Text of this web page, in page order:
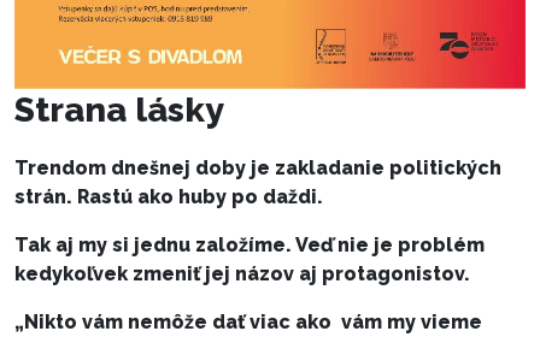
Strana lásky
Trendom dnešnej doby je zakladanie politických
strán. Rastú ako huby po daždi.
Tak aj my si jednu založíme. Veď nie je problém
kedykoľvek zmeniť jej názov aj protagonistov.
„Nikto vám nemôže dať viac ako vám my vieme